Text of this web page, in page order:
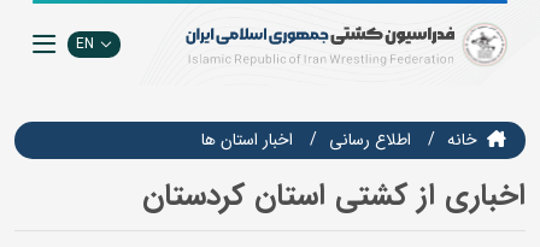
EN
خانه اطلاع رسانی اخبار استان ها
اخباری از کشتی استان کردستان